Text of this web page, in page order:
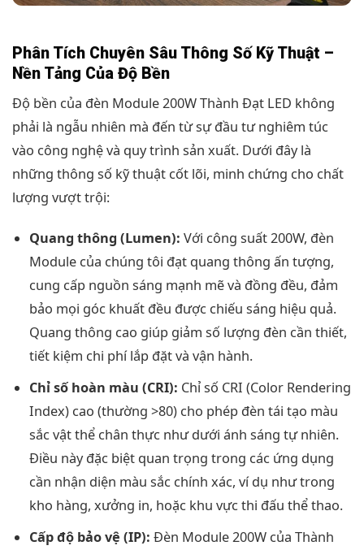
Phân Tích Chuyên Sâu Thông Số Kỹ Thuật –
Nền Tảng Của Độ Bền
Độ bền của đèn Module 200W Thành Đạt LED không
phải là ngẫu nhiên mà đến từ sự đầu tư nghiêm túc
vào công nghệ và quy trình sản xuất. Dưới đây là
những thông số kỹ thuật cốt lõi, minh chứng cho chất
lượng vượt trội:
Quang thông (Lumen): Với công suất 200W, đèn
Module của chúng tôi đạt quang thông ấn tượng,
cung cấp nguồn sáng mạnh mẽ và đồng đều, đảm
bảo mọi góc khuất đều được chiếu sáng hiệu quả.
Quang thông cao giúp giảm số lượng đèn cần thiết,
tiết kiệm chi phí lắp đặt và vận hành.
Chỉ số hoàn màu (CRI): Chỉ số CRI (Color Rendering
Index) cao (thường >80) cho phép đèn tái tạo màu
sắc vật thể chân thực như dưới ánh sáng tự nhiên.
Điều này đặc biệt quan trọng trong các ứng dụng
cần nhận diện màu sắc chính xác, ví dụ như trong
kho hàng, xưởng in, hoặc khu vực thi đấu thể thao.
Cấp độ bảo vệ (IP): Đèn Module 200W của Thành